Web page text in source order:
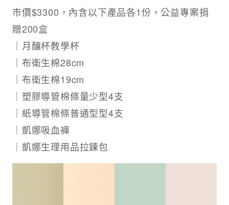
市價$3300，內含以下產品各1份，公益專案捐
贈200盒​
｜月釀杯教學杯​
｜布衛生棉28cm​
｜布衛生棉19cm​
｜塑膠導管棉條量少型4支​
｜紙導管棉條普通型型4支​
｜凱娜吸血褲​
｜凱娜生理用品拉鍊包